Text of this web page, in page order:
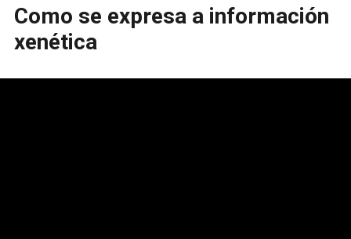
Como se expresa a información
xenética